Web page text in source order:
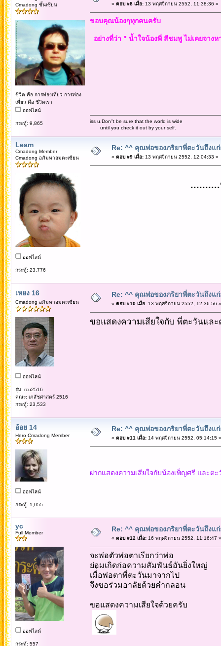
Cmadong ชั้นเซียน
ชีวิต คือ การท่องเที่ยว การท่อง
เที่ยว คือ ชีวิตเรา
ออฟไลน์
กระทู้: 9,865
« ตอบ #8 เมื่อ:13 พฤศจิกายน 2552, 11:38:36 »
ขอบคุณน้องๆทุกคนครับ
อย่างที่ว่า " น้ำใจน้องพี่ สีชมพู ไม่เคยจาง
iss u.Don"t be sure that the world is wide
until you check it out by your self.
Leam
Cmadong Member
Cmadong อภิมหาอมตะเซียน
ออฟไลน์
กระทู้: 23,776
Re: ^^ คุณพ่อของภริยาพี่ตะวันถึงแ
« ตอบ #9 เมื่อ:13 พฤศจิกายน 2552, 12:04:33 »
เหยง 16
Cmadong อภิมหาอมตะเซียน
ออฟไลน์
รุ่น: rcu2516
คณะ: เภสัชศาสตร์ 2516
กระทู้: 23,533
Re: ^^ คุณพ่อของภริยาพี่ตะวันถึงแ
« ตอบ #10 เมื่อ:13 พฤศจิกายน 2552, 12:36:56 »
ขอแสดงความเสียใจกับ พี่ตะวันแล
อ้อย 14
Hero Cmadong Member
ออฟไลน์
กระทู้: 1,055
Re: ^^ คุณพ่อของภริยาพี่ตะวันถึงแ
« ตอบ #11 เมื่อ:14 พฤศจิกายน 2552, 05:14:15 »
ฝากแสดงความเสียใจกับน้องเพ็ญศรี และ
yc
Full Member
ออฟไลน์
กระทู้: 557
Re: ^^ คุณพ่อของภริยาพี่ตะวันถึงแ
« ตอบ #12 เมื่อ:16 พฤศจิกายน 2552, 11:16:47 »
จะพ่อตัวพ่อตาเรียกว่าพ่อ
ย่อมเกิดก่อความสัมพันธ์อันยิ่งใหญ่
เมื่่อพ่อตาพี่ตะวันมาจากไป
จึงขอร่วมอาลัยด้วยคำกลอน
ขอแสดงความเสียใจด้วยครับ